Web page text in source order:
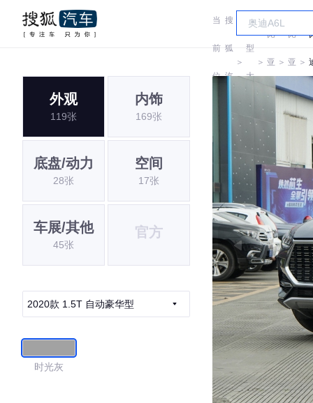
当
前
位
搜
狐
汽
＞
车
型
大
全
＞
比
亚 ＞
比
亚
迪
＞
外观
119张
内饰
169张
底盘/动力
28张
空间
17张
车展/其他
45张
官方
2020款 1.5T 自动豪华型
时光灰